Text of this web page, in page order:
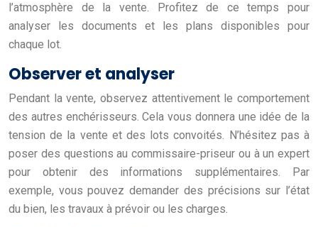
l’atmosphère de la vente. Profitez de ce temps pour
analyser les documents et les plans disponibles pour
chaque lot.
Observer et analyser
Pendant la vente, observez attentivement le comportement
des autres enchérisseurs. Cela vous donnera une idée de la
tension de la vente et des lots convoités. N’hésitez pas à
poser des questions au commissaire-priseur ou à un expert
pour obtenir des informations supplémentaires. Par
exemple, vous pouvez demander des précisions sur l’état
du bien, les travaux à prévoir ou les charges.